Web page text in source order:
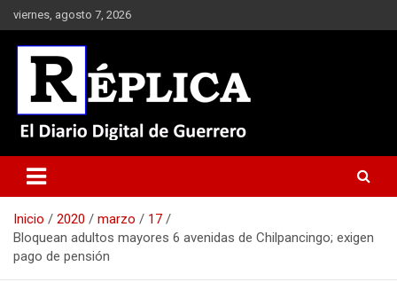
Saltar
al
contenido
viernes, agosto 7, 2026
Réplica
Inicio 2020 marzo
17
Bloquean adultos mayores 6 avenidas de Chilpancingo; exigen
pago de pensión